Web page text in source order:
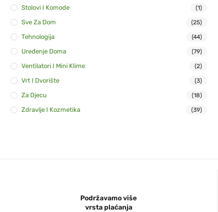
Stolovi I Komode (1)
Sve Za Dom (25)
Tehnologija (44)
Uređenje Doma (79)
Ventilatori I Mini Klime (2)
Vrt I Dvorište (3)
Za Djecu (18)
Zdravlje I Kozmetika (39)
Podržavamo više
vrsta plaćanja